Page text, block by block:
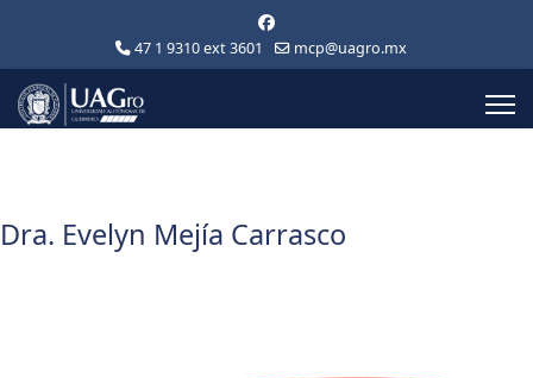
47 1 9310 ext 3601 mcp@uagro.mx
Dra. Evelyn Mejía Carrasco